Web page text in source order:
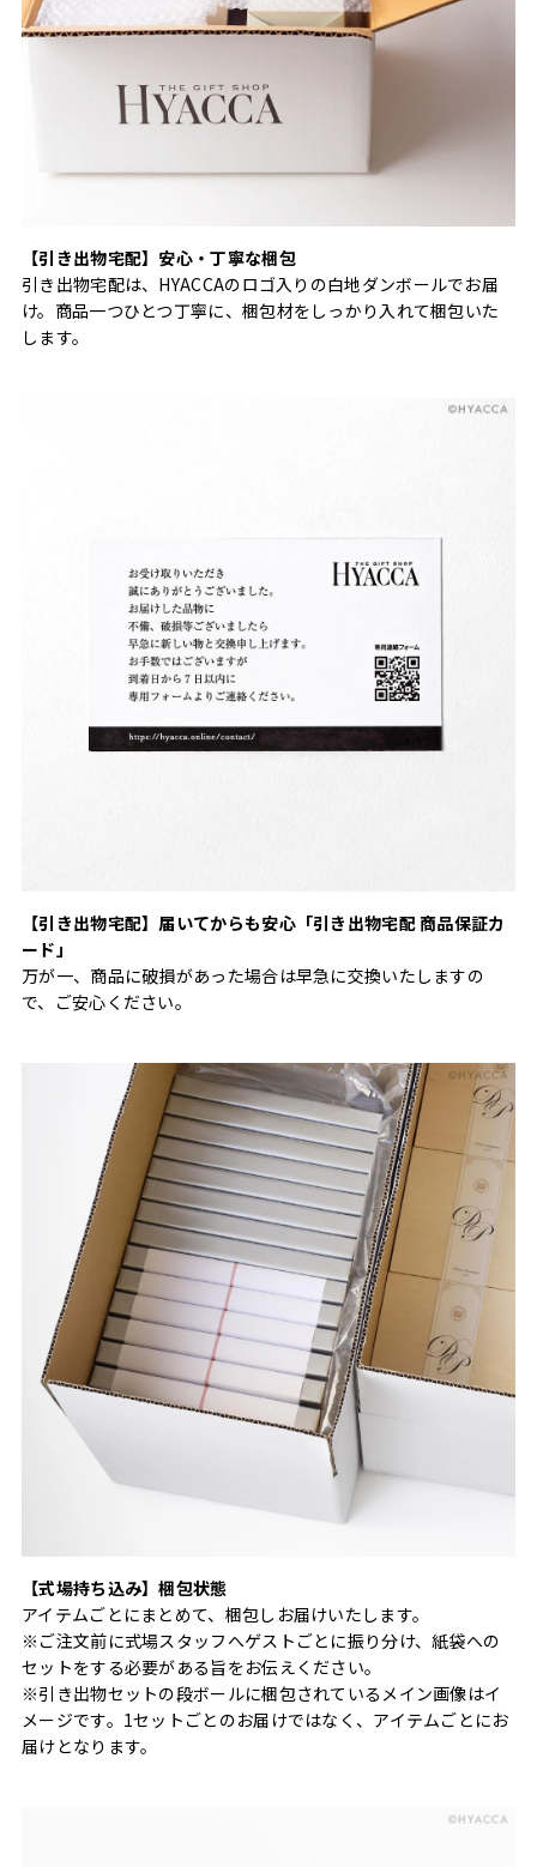
【引き出物宅配】安心・丁寧な梱包
引き出物宅配は、HYACCAのロゴ入りの白地ダンボールでお届
け。商品一つひとつ丁寧に、梱包材をしっかり入れて梱包いた
します。
【引き出物宅配】届いてからも安心「引き出物宅配 商品保証カ
ード」
万が一、商品に破損があった場合は早急に交換いたしますの
で、ご安心ください。
【式場持ち込み】梱包状態
アイテムごとにまとめて、梱包しお届けいたします。
※ご注文前に式場スタッフへゲストごとに振り分け、紙袋への
セットをする必要がある旨をお伝えください。
※引き出物セットの段ボールに梱包されているメイン画像はイ
メージです。1セットごとのお届けではなく、アイテムごとにお
届けとなります。